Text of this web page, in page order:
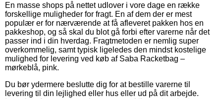
En masse shops på nettet udlover i vore dage en række
forskellige muligheder for fragt. En af dem der er mest
populær er for nærværende at få afleveret pakken hos en
pakkeshop, og så skal du blot gå forbi efter varerne når det
passer ind i din hverdag. Fragtmetoden er nemlig super
overkommelig, samt typisk ligeledes den mindst kostelige
mulighed for levering ved køb af Saba Racketbag –
mørkeblå, pink.
Du bør ydermere beslutte dig for at bestille varerne til
levering til din lejlighed eller hus eller ud på dit arbejde.